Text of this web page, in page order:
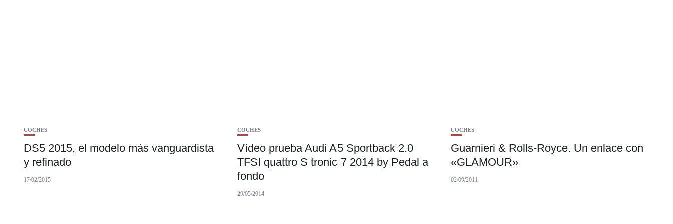
COCHES
DS5 2015, el modelo más vanguardista
y refinado
17/02/2015
COCHES
Vídeo prueba Audi A5 Sportback 2.0
TFSI quattro S tronic 7 2014 by Pedal a
fondo
29/05/2014
COCHES
Guarnieri & Rolls-Royce. Un enlace con
«GLAMOUR»
02/09/2011